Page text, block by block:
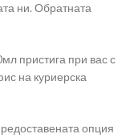
ни. Обратната
пристига при вас с
на куриерска
опция